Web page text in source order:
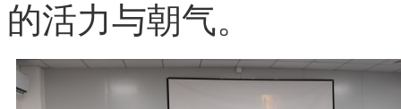
的活力与朝气。